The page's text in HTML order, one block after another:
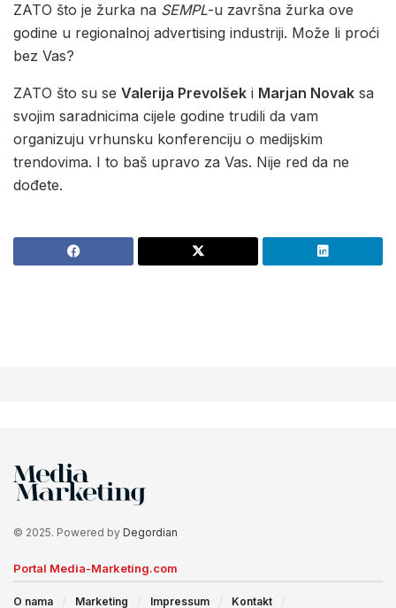
ZATO što je žurka na SEMPL-u završna žurka ove
godine u regionalnoj advertising industriji. Može li proći
bez Vas?
ZATO što su se Valerija Prevolšek i Marjan Novak sa
svojim saradnicima cijele godine trudili da vam
organizuju vrhunsku konferenciju o medijskim
trendovima. I to baš upravo za Vas. Nije red da ne
dođete.
© 2025. Powered by Degordian
Portal Media-Marketing.com
O nama Marketing Impressum Kontakt